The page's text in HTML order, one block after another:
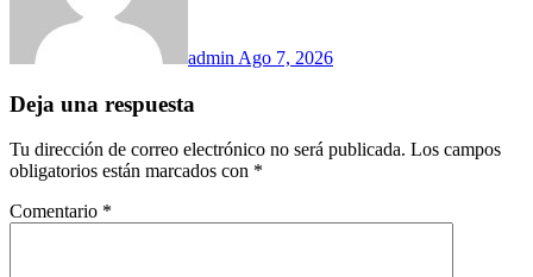
admin Ago 7, 2026
Deja una respuesta
Tu dirección de correo electrónico no será publicada. Los campos
obligatorios están marcados con *
Comentario *